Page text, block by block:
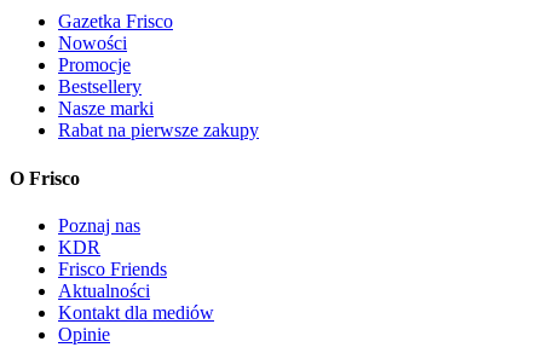
Gazetka Frisco
Nowości
Promocje
Bestsellery
Nasze marki
Rabat na pierwsze zakupy
O Frisco
Poznaj nas
KDR
Frisco Friends
Aktualności
Kontakt dla mediów
Opinie